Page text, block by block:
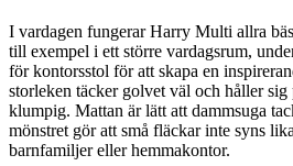
I vardagen fungerar Harry Multi allra
till exempel i ett större vardagsrum,
för kontorsstol för att skapa en
storleken täcker golvet väl och håller sig
klumpig. Mattan är lätt att dammsuga
mönstret gör att små fläckar inte syns
barnfamiljer eller hemmakontor.